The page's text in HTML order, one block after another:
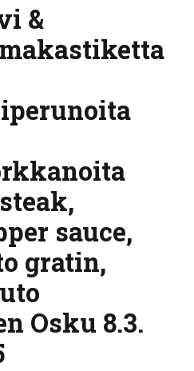
&
sauce,
gratin,
Osku 8.3.